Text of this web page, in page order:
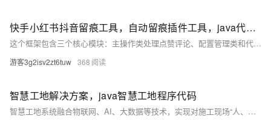
快手小红书抖音留痕工具，自动留痕插件工具，java代码开源
这个框架包含三个核心模块：主操作类处理点赞评论、配置管理类和代理管理类。使用时需要配合
游客3g2isv2zt6tuw 368
智慧工地解决方案，java智慧工地程序代码
智慧工地系统融合物联网、AI、大数据等技术，实现对施工现场“人、机、料、法、环”的全面智能监控与管理，提升安全、效率与决策水平。